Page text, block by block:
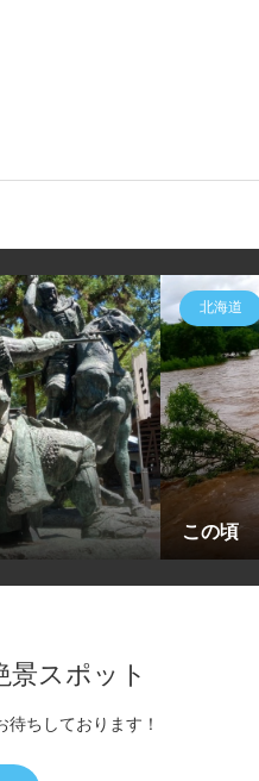
北海道
この頃
スポット
待ちしております！